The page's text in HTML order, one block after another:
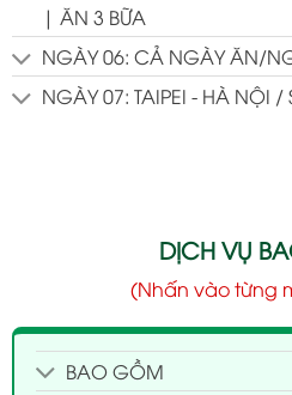
| ĂN 3 BỮA
NGÀY 06: CẢ NGÀY ĂN/
NGÀY 07: TAIPEI - HÀ NỘI /
DỊCH VỤ
(Nhấn vào từng
BAO GỒM